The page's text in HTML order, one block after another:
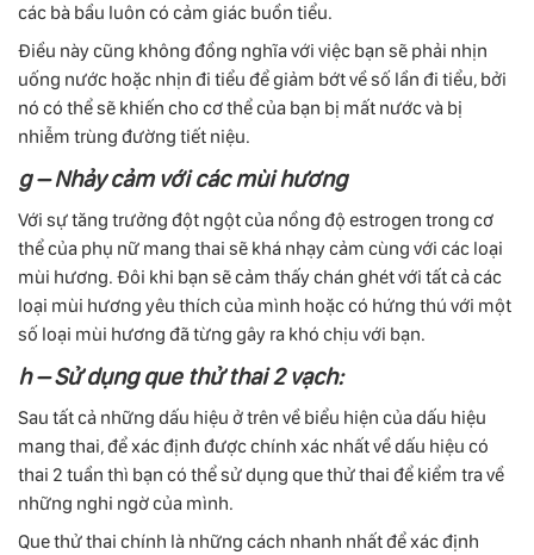
các bà bầu luôn có cảm giác buồn tiểu.
Điều này cũng không đồng nghĩa với việc bạn sẽ phải nhịn
uống nước hoặc nhịn đi tiểu để giảm bớt về số lần đi tiểu, bởi
nó có thể sẽ khiến cho cơ thể của bạn bị mất nước và bị
nhiễm trùng đường tiết niệu.
g – Nhảy cảm với các mùi hương
Với sự tăng trưởng đột ngột của nồng độ estrogen trong cơ
thể của phụ nữ mang thai sẽ khá nhạy cảm cùng với các loại
mùi hương. Đôi khi bạn sẽ cảm thấy chán ghét với tất cả các
loại mùi hương yêu thích của mình hoặc có hứng thú với một
số loại mùi hương đã từng gây ra khó chịu với bạn.
h – Sử dụng que thử thai 2 vạch:
Sau tất cả những dấu hiệu ở trên về biểu hiện của dấu hiệu
mang thai, để xác định được chính xác nhất về dấu hiệu có
thai 2 tuần thì bạn có thể sử dụng que thử thai để kiểm tra về
những nghi ngờ của mình.
Que thử thai chính là những cách nhanh nhất để xác định